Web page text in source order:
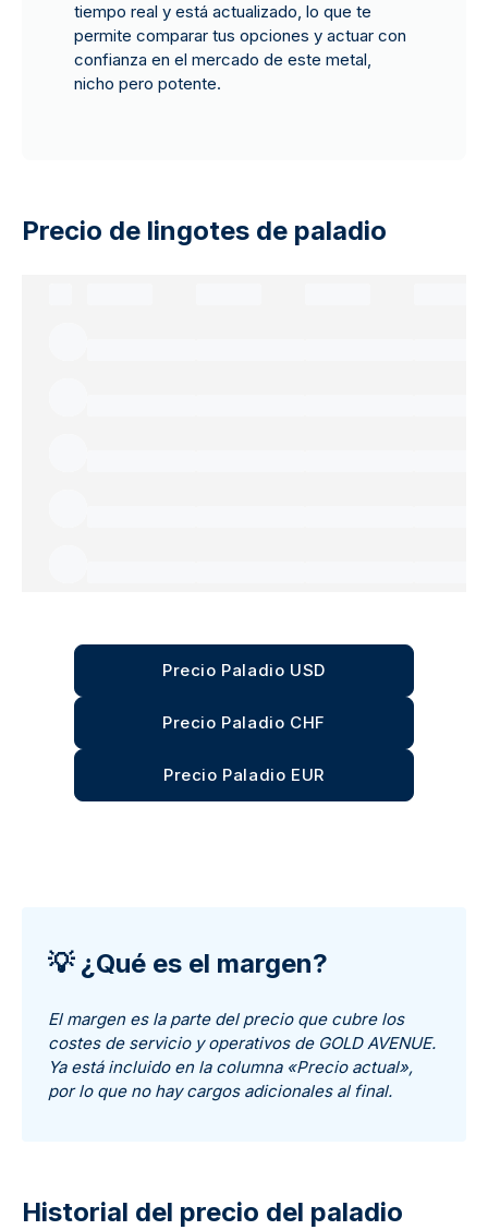
tiempo real y está actualizado, lo que te
permite comparar tus opciones y actuar con
confianza en el mercado de este metal,
nicho pero potente.
Precio de lingotes de paladio
Precio Paladio EUR
Precio Paladio CHF
Precio Paladio USD
💡 ¿Qué es el margen?
El margen es la parte del precio que cubre los
costes de servicio y operativos de GOLD AVENUE.
Ya está incluido en la columna «Precio actual»,
por lo que no hay cargos adicionales al final.
Historial del precio del paladio